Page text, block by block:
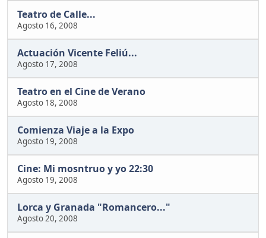
Teatro de Calle...
Agosto 16, 2008
Actuación Vicente Feliú...
Agosto 17, 2008
Teatro en el Cine de Verano
Agosto 18, 2008
Comienza Viaje a la Expo
Agosto 19, 2008
Cine: Mi mosntruo y yo 22:30
Agosto 19, 2008
Lorca y Granada "Romancero..."
Agosto 20, 2008